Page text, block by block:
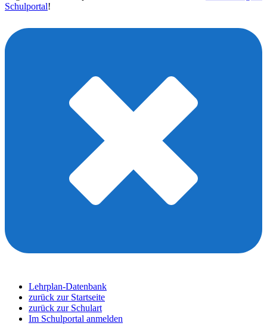
Schulportal!
Lehrplan-Datenbank
zurück zur Startseite
zurück zur Schulart
Im Schulportal anmelden